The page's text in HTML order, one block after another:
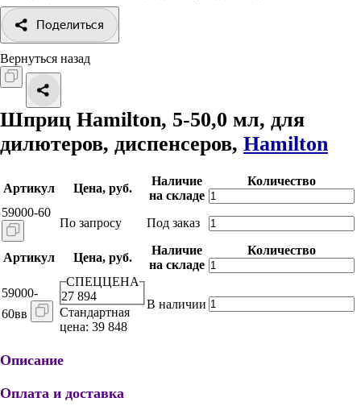
Поделиться
Вернуться назад
Шприц Hamilton, 5-50,0 мл, для
дилютеров, диспенсеров, Hamilton
Артикул Цена, руб.
Наличие
на складе
Количество
59000-60
По запросу Под заказ
Артикул Цена, руб.
Наличие
на складе
Количество
59000-
60вв
СПЕЦЦЕНА
27 894
Стандартная
цена: 39 848
В наличии
Описание
Оплата и доставка